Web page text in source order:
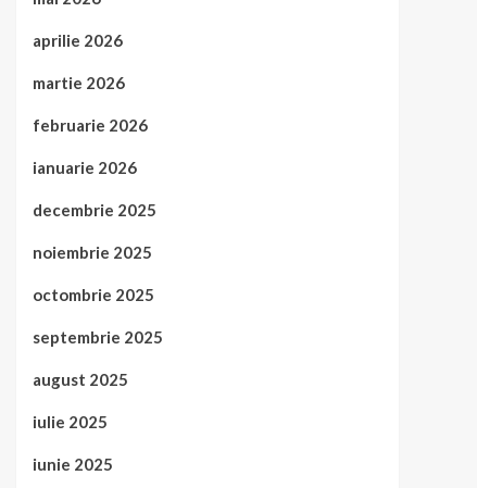
aprilie 2026
martie 2026
februarie 2026
ianuarie 2026
decembrie 2025
noiembrie 2025
octombrie 2025
septembrie 2025
august 2025
iulie 2025
iunie 2025